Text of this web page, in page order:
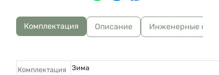
Комплектация Описание Инженерные
Комплектация Зима